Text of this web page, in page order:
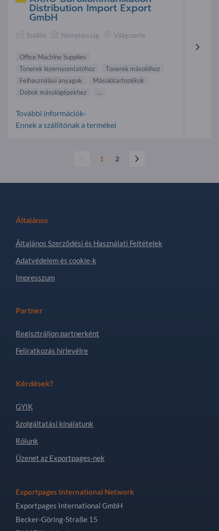
Distribution Import Export
GmbH
Szállító Németország Világszerte
Office Machine Supplies
Tonerek lézernyomtatóhoz
Tonerek másolóhoz
Felhasználási anyagok
Másolótartozékok
Dobok másológépekhez
...
További információk-
Ennek a szállítónak a termékei
1 2
Általános
Általános Szerződési és Használati Feltételek
Adatvédelem és cookie-k
Impresszum
Partner
Regisztráljon partnerként
Feliratkozás hírlevélre
Kérdések?
GYIK
Szolgáltatási kínálatunk
Rólunk
Üzenet az Exportpages-nek
Exportpages International Network
Exportpages International GmbH
Becker-Göring-Straße 15